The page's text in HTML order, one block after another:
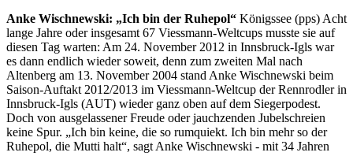
Anke Wischnewski: „Ich bin der Ruhepol“ Königssee (pps) Acht
lange Jahre oder insgesamt 67 Viessmann-Weltcups musste sie auf
diesen Tag warten: Am 24. November 2012 in Innsbruck-Igls war
es dann endlich wieder soweit, denn zum zweiten Mal nach
Altenberg am 13. November 2004 stand Anke Wischnewski beim
Saison-Auftakt 2012/2013 im Viessmann-Weltcup der Rennrodler in
Innsbruck-Igls (AUT) wieder ganz oben auf dem Siegerpodest.
Doch von ausgelassener Freude oder jauchzenden Jubelschreien
keine Spur. „Ich bin keine, die so rumquiekt. Ich bin mehr so der
Ruhepol, die Mutti halt“, sagt Anke Wischnewski - mit 34 Jahren